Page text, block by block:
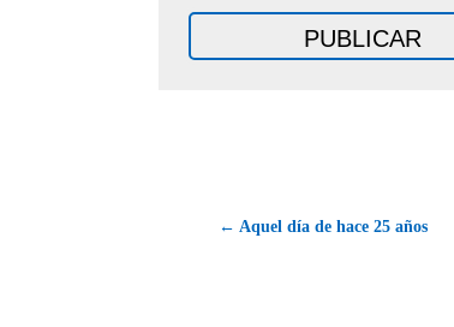
← Aquel día de hace 25 años